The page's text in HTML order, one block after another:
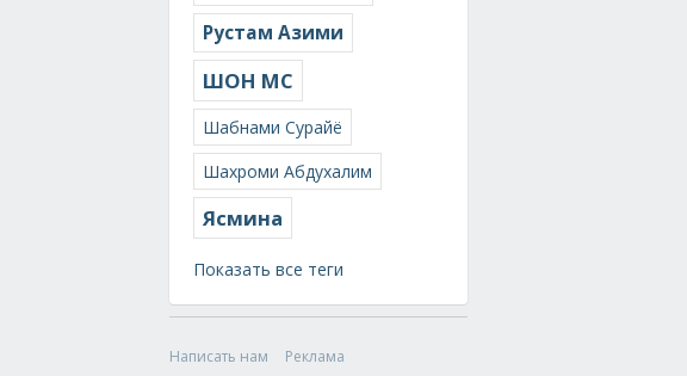
Рустам Азими
ШОН МС
Шабнами Сурайё
Шахроми Абдухалим
Ясмина
Показать все теги
Написать нам
Реклама